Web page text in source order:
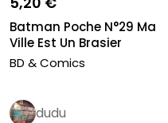
Batman Poche N°29 Ma
Ville Est Un Brasier
Sagediti...
BD & Comics
dudu